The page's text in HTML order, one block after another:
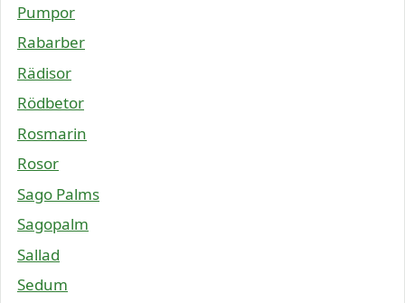
Pumpor
Rabarber
Rädisor
Rödbetor
Rosmarin
Rosor
Sago Palms
Sagopalm
Sallad
Sedum